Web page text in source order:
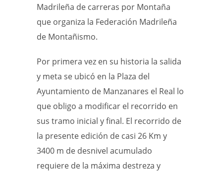
Madrileña de carreras por Montaña
que organiza la Federación Madrileña
de Montañismo.
Por primera vez en su historia la salida
y meta se ubicó en la Plaza del
Ayuntamiento de Manzanares el Real lo
que obligo a modificar el recorrido en
sus tramo inicial y final. El recorrido de
la presente edición de casi 26 Km y
3400 m de desnivel acumulado
requiere de la máxima destreza y